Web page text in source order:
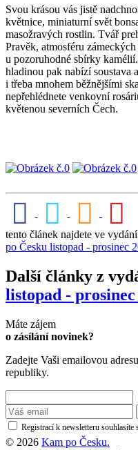
Svou krásou vás jistě
květnice, miniaturní svět
masožravých rostlin. Tvář
Pravěk, atmosféru
u pozoruhodné sbírky
hladinou pak nabízí soustava
i třeba mnohem běžnějšími
nepřehlédnete venkovní
květenou severních Čech.
tento článek najdete ve
po Česku listopad - prosinec
Další články z
listopad - prosinec
Máte zájem
o zásílání novinek?
Zadejte Vaši emailovou
republiky.
Registrací k newsletteru souhlasíte
© 2026 Kam po Česku.